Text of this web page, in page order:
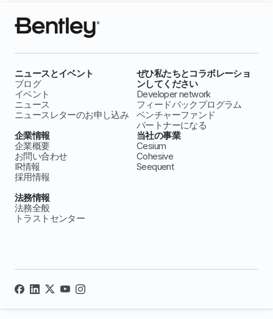
ニュースとイベント
ブログ
イベント
ニュース
ニュースレターのお申し込み
ぜひ私たちとコラボレーショ
ンしてください
Developer network
フィードバックプログラム
ベンチャーファンド
パートナーになる
企業情報
企業概要
お問い合わせ
IR情報
採用情報
当社の事業
Cesium
Cohesive
Seequent
法務情報
法務全般
トラストセンター